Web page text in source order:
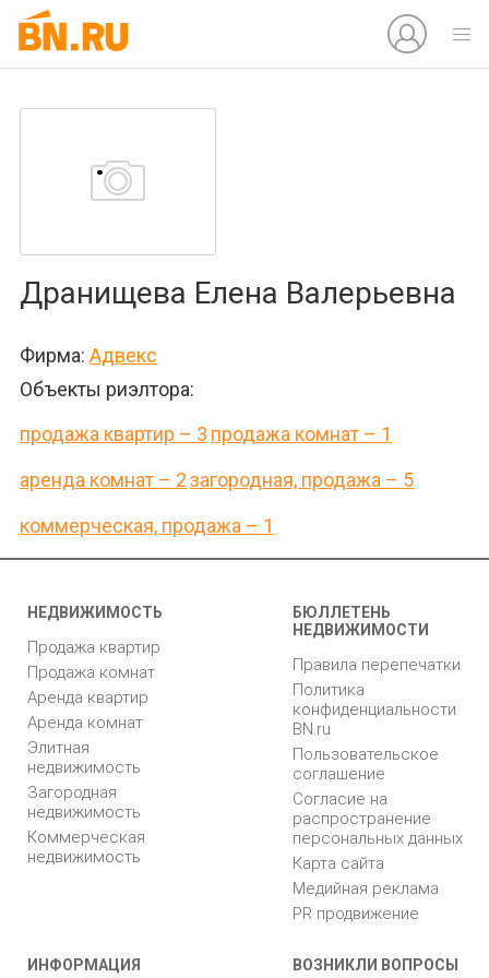
Дранищева Елена Валерьевна
Фирма: Адвекс
Объекты риэлтора:
продажа квартир – 3 продажа комнат – 1
аренда комнат – 2загородная, продажа – 5
коммерческая, продажа – 1
НЕДВИЖИМОСТЬ
Продажа квартир
Продажа комнат
Аренда квартир
Аренда комнат
Элитная
недвижимость
Загородная
недвижимость
Коммерческая
недвижимость
БЮЛЛЕТЕНЬ
НЕДВИЖИМОСТИ
Правила перепечатки
Политика
конфиденциальности
BN.ru
Пользовательское
соглашение
Согласие на
распространение
персональных данных
Карта сайта
Медийная реклама
PR продвижение
ИНФОРМАЦИЯ ВОЗНИКЛИ ВОПРОСЫ